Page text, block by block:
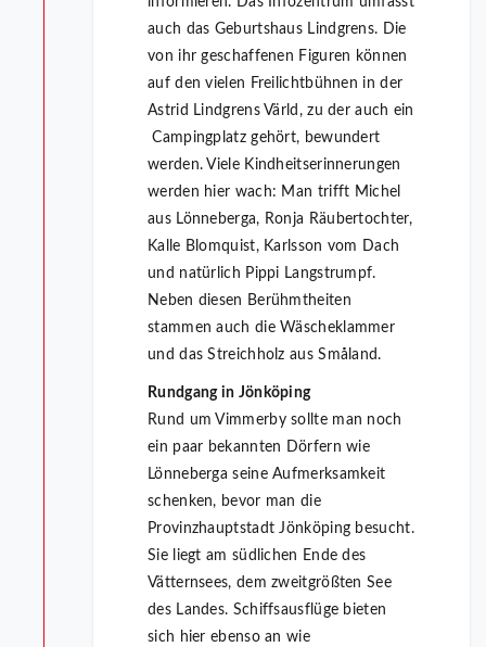
auch das Geburtshaus Lindgrens. Die
von ihr geschaffenen Figuren können
auf den vielen Freilichtbühnen in der
Astrid Lindgrens Värld, zu der auch ein
Campingplatz gehört, bewundert
werden. Viele Kindheitserinnerungen
werden hier wach: Man trifft Michel
aus Lönneberga, Ronja Räubertochter,
Kalle Blomquist, Karlsson vom Dach
und natürlich Pippi Langstrumpf.
Neben diesen Berühmtheiten
stammen auch die Wäscheklammer
und das Streichholz aus Småland.
Rundgang in Jönköping
Rund um Vimmerby sollte man noch
ein paar bekannten Dörfern wie
Lönneberga seine Aufmerksamkeit
schenken, bevor man die
Provinzhauptstadt Jönköping besucht.
Sie liegt am südlichen Ende des
Vätternsees, dem zweitgrößten See
des Landes. Schiffsausflüge bieten
sich hier ebenso an wie